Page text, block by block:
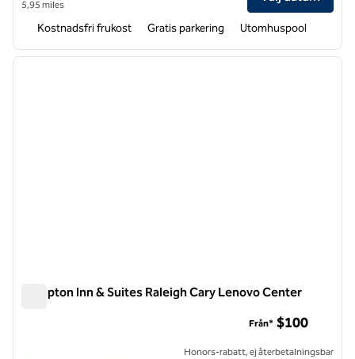
5,95 miles
Kostnadsfri frukost Gratis parkering Utomhuspool
1 av 12
nästa
Hampton Inn & Suites Raleigh Cary Lenovo Center
Från* $100
Honors-rabatt, ej återbetalningsbar